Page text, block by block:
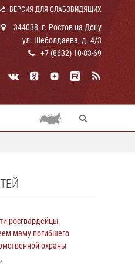
ВЕРСИЯ ДЛЯ СЛАБОВИДЯЩИХ
344038, г. Ростов на Дону
ул. Шеболдаева, д. 4/3
+7 (8632) 10-83-69
росгвардейцы
маму погибшего
охраны